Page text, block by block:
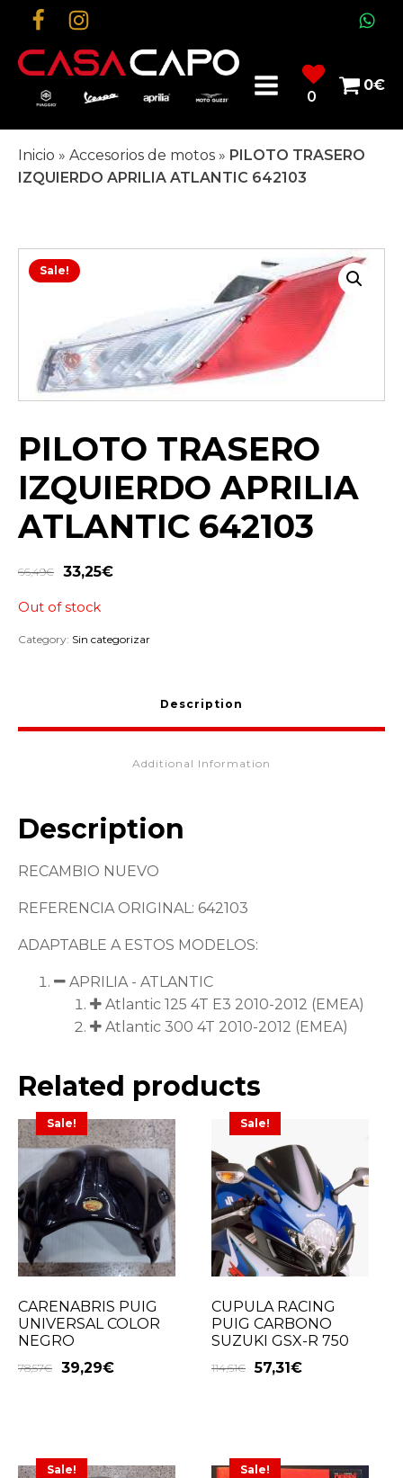
0
0€
Inicio » Accesorios de motos » PILOTO TRASERO
IZQUIERDO APRILIA ATLANTIC 642103
Sale!
PILOTO TRASERO
IZQUIERDO APRILIA
ATLANTIC 642103
66,49€ 33,25€
Out of stock
Category: Sin categorizar
Description
Additional Information
Description
RECAMBIO NUEVO
REFERENCIA ORIGINAL: 642103
ADAPTABLE A ESTOS MODELOS:
APRILIA - ATLANTIC
Atlantic 125 4T E3 2010-2012 (EMEA)
Atlantic 300 4T 2010-2012 (EMEA)
Related products
Sale!
CARENABRIS PUIG
UNIVERSAL COLOR
NEGRO
78,57€ 39,29€
Sale!
CUPULA RACING
PUIG CARBONO
SUZUKI GSX-R 750
114,61€ 57,31€
Sale! Sale!